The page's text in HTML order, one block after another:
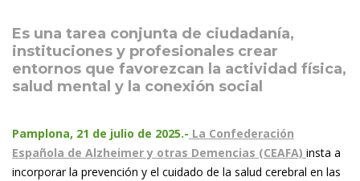
Es una tarea conjunta de ciudadanía,
instituciones y profesionales crear
entornos que favorezcan la actividad física,
salud mental y la conexión social
Pamplona, 21 de julio de 2025.- La Confederación
Española de Alzheimer y otras Demencias (CEAFA) insta a
incorporar la prevención y el cuidado de la salud cerebral en las